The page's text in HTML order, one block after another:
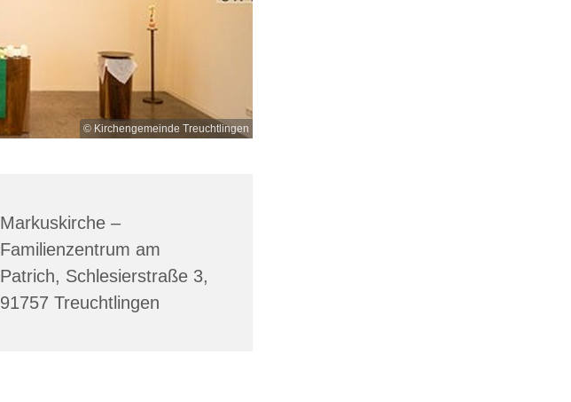
© Kirchengemeinde Treuchtlingen
Markuskirche –
Familienzentrum am
Patrich, Schlesierstraße 3,
91757 Treuchtlingen